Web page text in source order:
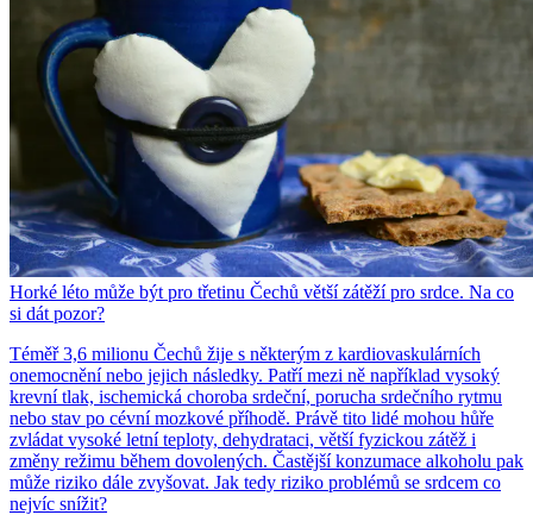
Horké léto může být pro třetinu Čechů větší zátěží pro srdce. Na co
si dát pozor?
Téměř 3,6 milionu Čechů žije s některým z kardiovaskulárních
onemocnění nebo jejich následky. Patří mezi ně například vysoký
krevní tlak, ischemická choroba srdeční, porucha srdečního rytmu
nebo stav po cévní mozkové příhodě. Právě tito lidé mohou hůře
zvládat vysoké letní teploty, dehydrataci, větší fyzickou zátěž i
změny režimu během dovolených. Častější konzumace alkoholu pak
může riziko dále zvyšovat. Jak tedy riziko problémů se srdcem co
nejvíc snížit?